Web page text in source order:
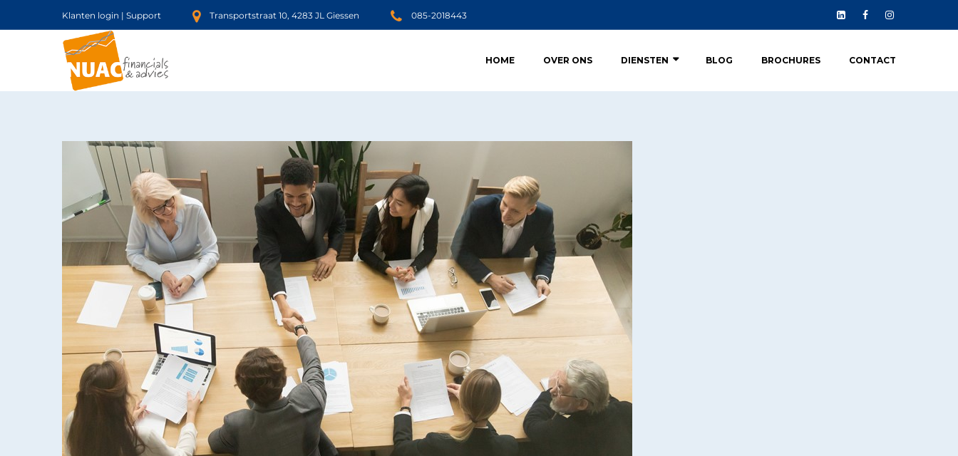
Klanten login | Support Transportstraat 10, 4283 JL Giessen 085-2018443
HOME OVER ONS DIENSTEN BLOG BROCHURES CONTACT